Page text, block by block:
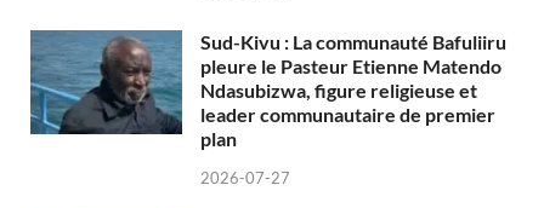
Sud-Kivu : La communauté Bafuliiru
pleure le Pasteur Etienne Matendo
Ndasubizwa, figure religieuse et
leader communautaire de premier
plan
2026-07-27